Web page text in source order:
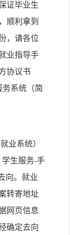
证毕业生
顺利拿到
，请各位
业指导手
协议书
务系统（简
业系统）
学生服务-手
向。就业
转寄地址
网页信息
确定去向